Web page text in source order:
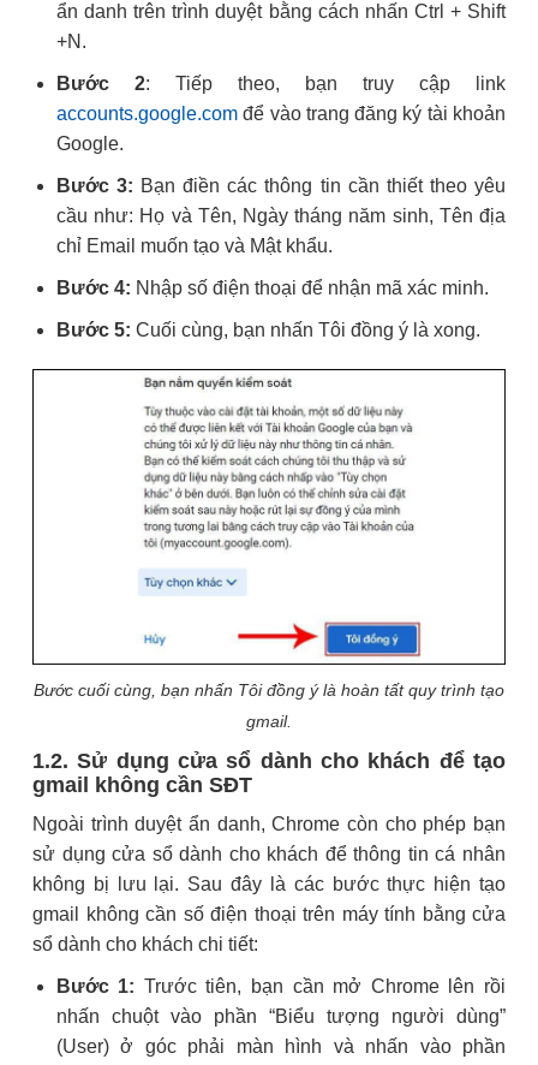
ẩn danh trên trình duyệt bằng cách nhấn Ctrl + Shift
+N.
Bước 2: Tiếp theo, bạn truy cập link
accounts.google.com để vào trang đăng ký tài khoản
Google.
Bước 3: Bạn điền các thông tin cần thiết theo yêu
cầu như: Họ và Tên, Ngày tháng năm sinh, Tên địa
chỉ Email muốn tạo và Mật khẩu.
Bước 4: Nhập số điện thoại để nhận mã xác minh.
Bước 5: Cuối cùng, bạn nhấn Tôi đồng ý là xong.
Bước cuối cùng, bạn nhấn Tôi đồng ý là hoàn tất quy trình tạo
gmail.
1.2. Sử dụng cửa sổ dành cho khách để tạo
gmail không cần SĐT
Ngoài trình duyệt ẩn danh, Chrome còn cho phép bạn
sử dụng cửa sổ dành cho khách để thông tin cá nhân
không bị lưu lại. Sau đây là các bước thực hiện tạo
gmail không cần số điện thoại trên máy tính bằng cửa
sổ dành cho khách chi tiết:
Bước 1: Trước tiên, bạn cần mở Chrome lên rồi
nhấn chuột vào phần “Biểu tượng người dùng”
(User) ở góc phải màn hình và nhấn vào phần